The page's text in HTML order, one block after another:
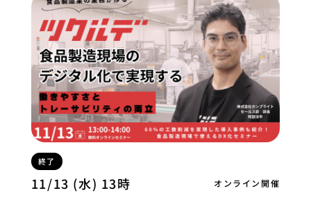
終了
11/13 (水) 13時 オンライン開催